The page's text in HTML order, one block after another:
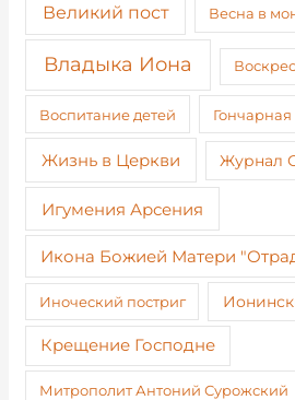
Великий пост Весна в
Владыка Иона
Воспитание детей
Жизнь в Церкви Журнал
Игумения Арсения
Икона Божией Матери
Иноческий постриг
Крещение Господне
Митрополит Антоний Сурожский